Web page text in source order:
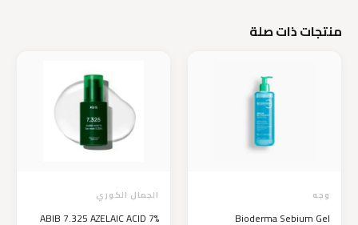
منتجات ذات صلة
وجه
Bioderma Sebium Gel
الجمال الكوري
ABIB 7.325 AZELAIC ACID 7%